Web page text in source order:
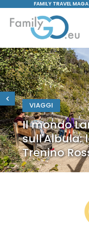
FAMILY TRAVEL
VIAGGI
Il mondo
sull'Albula:
Trenino